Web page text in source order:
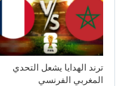
ترند الهدايا يشعل التحدي
المغربي الفرنسي